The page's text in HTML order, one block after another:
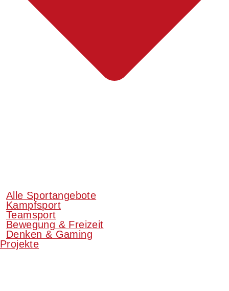
Alle Sportangebote
Kampfsport
Teamsport
Bewegung & Freizeit
Denken & Gaming
Projekte